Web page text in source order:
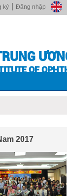
Đăng nhập
ký
OF
2017